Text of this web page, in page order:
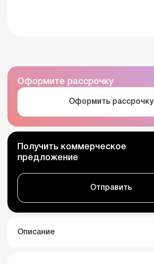
Оформите рассрочку
Оформить рассрочку
Получить коммерческое
предложение
Отправить
Описание